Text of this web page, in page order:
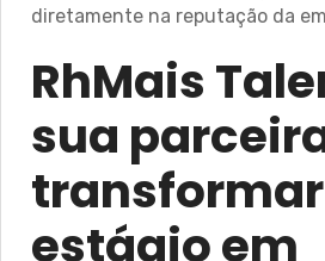
diretamente na reputação da
RhMais
sua
transformar
estágio em